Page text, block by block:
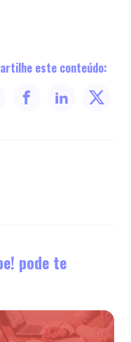
este conteúdo:
pode te